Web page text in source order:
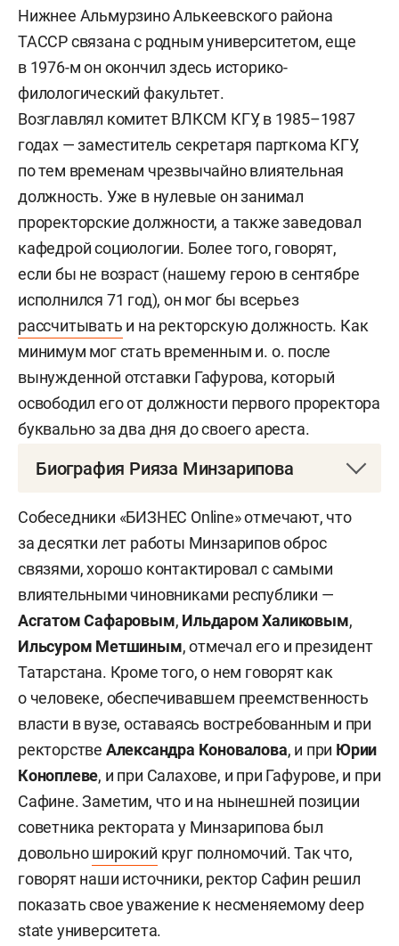
Нижнее Альмурзино Алькеевского района
ТАССР связана с родным университетом, еще
в 1976-м он окончил здесь историко-
филологический факультет.
Возглавлял комитет ВЛКСМ КГУ, в 1985–1987
годах — заместитель секретаря парткома КГУ,
по тем временам чрезвычайно влиятельная
должность. Уже в нулевые он занимал
проректорские должности, а также заведовал
кафедрой социологии. Более того, говорят,
если бы не возраст (нашему герою в сентябре
исполнился 71 год), он мог бы всерьез
рассчитывать и на ректорскую должность. Как
минимум мог стать временным и. о. после
вынужденной отставки Гафурова, который
освободил его от должности первого проректора
буквально за два дня до своего ареста.
Биография Рияза Минзарипова
в деревне Нижнее Альмурзинно Алькеевского
района Республики Татарстан. В 1976-м окончил
Казанский государственный университет им.
Ульянова-Ленина. Ученая степень: доктор
социологических наук, профессор.
Трудовая деятельность:
1971–1976 — студент Казанского
государственного университета.
1976–1978 — заместитель секретаря комитета
ВЛКСМ Госуниверситета.
1978–1981 — секретарь комитета ВЛКСМ
Госуниверситета.
1981–1984 — аспирант Казанского
Собеседники «БИЗНЕС Online» отмечают, что
за десятки лет работы Минзарипов оброс
связями, хорошо контактировал с самыми
влиятельными чиновниками республики —
Асгатом Сафаровым, Ильдаром Халиковым,
Ильсуром Метшиным, отмечал его и президент
Татарстана. Кроме того, о нем говорят как
о человеке, обеспечивавшем преемственность
власти в вузе, оставаясь востребованным и при
ректорстве Александра Коновалова, и при Юрии
Коноплеве, и при Салахове, и при Гафурове, и при
Сафине. Заметим, что и на нынешней позиции
советника ректората у Минзарипова был
довольноширокий круг полномочий. Так что,
говорят наши источники, ректор Сафин решил
показать свое уважение к несменяемому deep
state университета.